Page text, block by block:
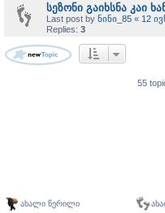
სეზონი გაიხსნა კაი
Last post by ნინი_85 « 12
Replies: 3
55
ახალი წერილი